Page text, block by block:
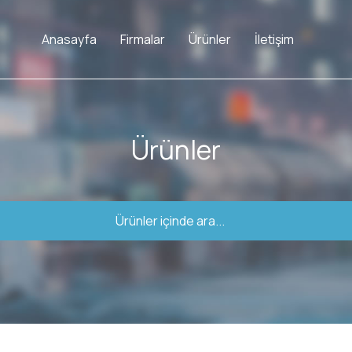
Anasayfa Firmalar Ürünler İletişim
Ürünler